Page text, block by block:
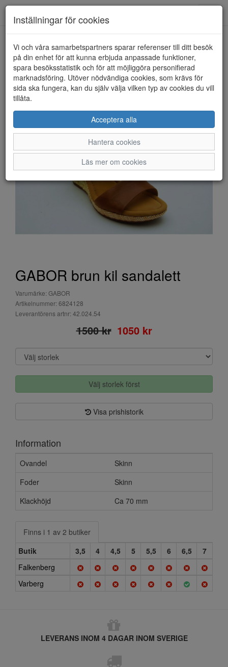
HEM GABOR
GABOR brun kil sandalett
Varumärke: GABOR
Artikelnummer: 6824128
Leverantörens artnr: 42.024.54
1500 kr 1050 kr
Välj storlek först
Visa prishistorik
Information
Ovandel
Skinn
Foder
Skinn
Klackhöjd
Ca 70 mm
Finns i 1 av 2 butiker
Butik
3,5 4 4,5 5 5,5 6 6,5
7
Falkenberg
Varberg
LEVERANS INOM 4 DAGAR INOM SVERIGE
Inställningar för cookies
Vi och våra samarbetspartners sparar referenser till ditt besök
på din enhet för att kunna erbjuda anpassade funktioner,
spara besöksstatistik och för att möjliggöra personifierad
marknadsföring. Utöver nödvändiga cookies, som krävs för
sida ska fungera, kan du själv välja vilken typ av cookies du vill
tillåta.
Acceptera alla
Hantera cookies
Läs mer om cookies